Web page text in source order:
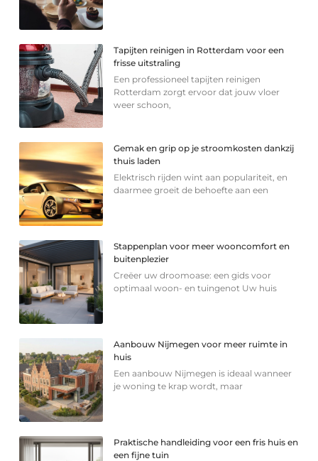
Tapijten reinigen in Rotterdam voor een
frisse uitstraling
Een professioneel tapijten reinigen
Rotterdam zorgt ervoor dat jouw vloer
weer schoon,
Gemak en grip op je stroomkosten dankzij
thuis laden
Elektrisch rijden wint aan populariteit, en
daarmee groeit de behoefte aan een
Stappenplan voor meer wooncomfort en
buitenplezier
Creëer uw droomoase: een gids voor
optimaal woon- en tuingenot Uw huis
Aanbouw Nijmegen voor meer ruimte in
huis
Een aanbouw Nijmegen is ideaal wanneer
je woning te krap wordt, maar
Praktische handleiding voor een fris huis en
een fijne tuin